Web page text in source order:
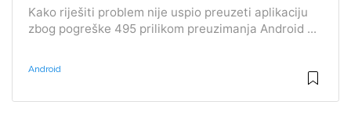
Kako riješiti problem nije uspio preuzeti aplikaciju
zbog pogreške 495 prilikom preuzimanja Android ...
Android